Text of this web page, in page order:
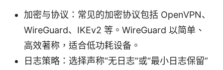
加密与协议：常见的加密协议包括 OpenVPN、
WireGuard、IKEv2 等。WireGuard 以简单、
高效著称，适合低功耗设备。
日志策略：选择声称“无日志”或“最小日志保留”